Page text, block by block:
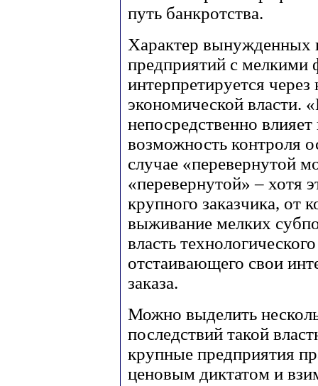
путь банкротства.
Характер вынужденных
предприятий с мелкими
интерпретируется
экономической власти.
непосредственно
возможность контроля
случае «перевернутой
«перевернутой» – хотя
крупного заказчика, от
выживание мелких
власть
отстаивающего свои
заказа.
Можно выделить
последствий такой
крупные предприятия
ценовым диктатом и